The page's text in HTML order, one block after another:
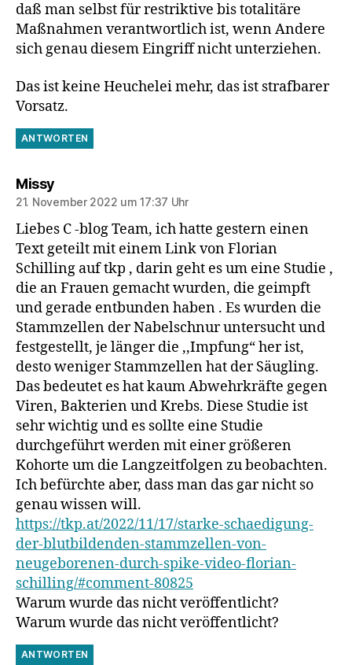
daß man selbst für restriktive bis totalitäre
Maßnahmen verantwortlich ist, wenn Andere
sich genau diesem Eingriff nicht unterziehen.
Das ist keine Heuchelei mehr, das ist strafbarer
Vorsatz.
ANTWORTEN
Missysagt:
21. November 2022 um 17:37 Uhr
Liebes C -blog Team, ich hatte gestern einen
Text geteilt mit einem Link von Florian
Schilling auf tkp , darin geht es um eine Studie ,
die an Frauen gemacht wurden, die geimpft
und gerade entbunden haben . Es wurden die
Stammzellen der Nabelschnur untersucht und
festgestellt, je länger die ,,Impfung“ her ist,
desto weniger Stammzellen hat der Säugling.
Das bedeutet es hat kaum Abwehrkräfte gegen
Viren, Bakterien und Krebs. Diese Studie ist
sehr wichtig und es sollte eine Studie
durchgeführt werden mit einer größeren
Kohorte um die Langzeitfolgen zu beobachten.
Ich befürchte aber, dass man das gar nicht so
genau wissen will.
https://tkp.at/2022/11/17/starke-schaedigung-
der-blutbildenden-stammzellen-von-
neugeborenen-durch-spike-video-florian-
schilling/#comment-80825
Warum wurde das nicht veröffentlicht?
Warum wurde das nicht veröffentlicht?
ANTWORTEN